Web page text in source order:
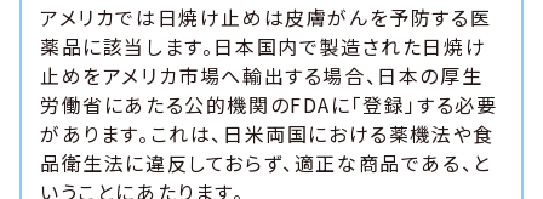
アメリカでは日焼け止めは皮膚がんを予防する医
薬品に該当します。日本国内で製造された日焼け
止めをアメリカ市場へ輸出する場合、日本の厚生
労働省にあたる公的機関のFDAに「登録」する必要
があります。これは、日米両国における薬機法や食
品衛生法に違反しておらず、適正な商品である、と
いうことにあたります。